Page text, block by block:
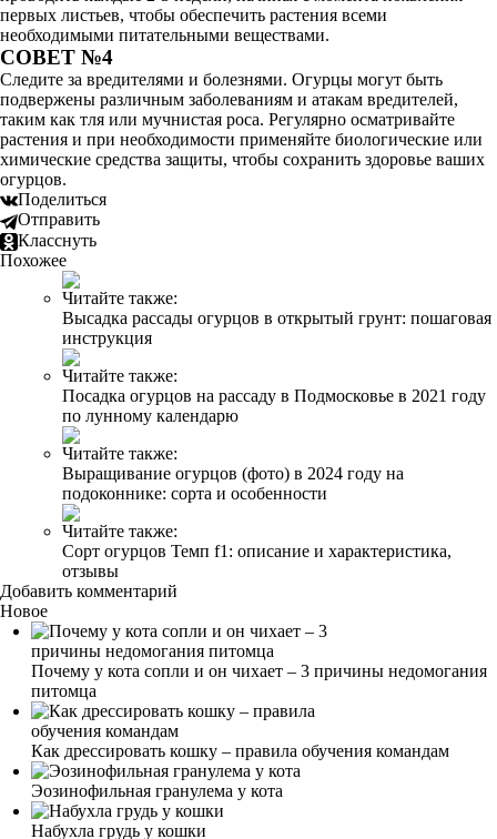
первых листьев, чтобы обеспечить растения всеми
необходимыми питательными веществами.
СОВЕТ №4
Следите за вредителями и болезнями. Огурцы могут быть
подвержены различным заболеваниям и атакам вредителей,
таким как тля или мучнистая роса. Регулярно осматривайте
растения и при необходимости применяйте биологические или
химические средства защиты, чтобы сохранить здоровье ваших
огурцов.
Поделиться
Отправить
Класснуть
Похожее
Читайте также:
Высадка рассады огурцов в открытый грунт: пошаговая
инструкция
Читайте также:
Посадка огурцов на рассаду в Подмосковье в 2021 году
по лунному календарю
Читайте также:
Выращивание огурцов (фото) в 2024 году на
подоконнике: сорта и особенности
Читайте также:
Сорт огурцов Темп f1: описание и характеристика,
отзывы
Добавить комментарий
Новое
Почему у кота сопли и он чихает – 3 причины недомогания
питомца
Как дрессировать кошку – правила обучения командам
Эозинофильная гранулема у кота
Набухла грудь у кошки